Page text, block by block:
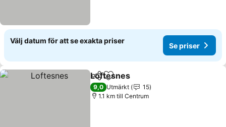
Välj datum för att se exakta priser
Se priser
Dela Lägg till i Mina Favoriter
Loftesnes
9,0 Utmärkt
15
1.1 km till Centrum